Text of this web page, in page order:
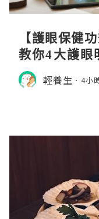
【護眼保健
教你4大護眼
例與挑選秘訣
輕養生 4小